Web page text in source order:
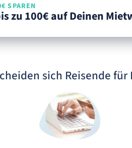
SPAREN
zu 100€ auf Deinen
sich Reisende